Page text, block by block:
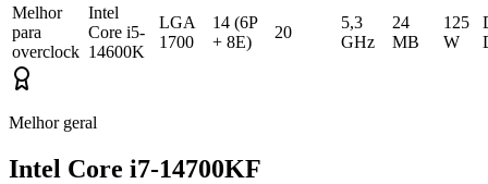
Melhor
para
overclock
Intel
Core i5-
14600K
LGA
1700
14 (6P
+ 8E)
20
5,3
GHz
24
MB
125
W
Melhor geral
Intel Core i7-14700KF